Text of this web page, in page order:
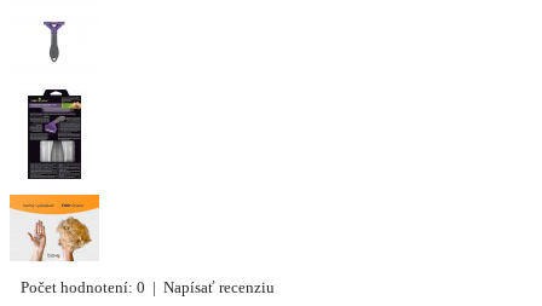
Počet hodnotení: 0 | Napísať recenziu